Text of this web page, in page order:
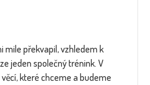
mile překvapil, vzhledem k
jeden společný trénink. V
které chceme a budeme